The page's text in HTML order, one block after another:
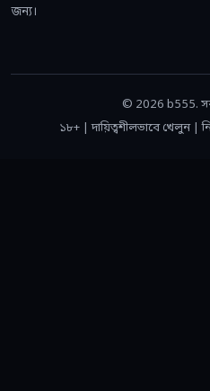
জন্য।
© 2026 b555.
১৮+ | দায়িত্বশীলভাবে খেলুন |